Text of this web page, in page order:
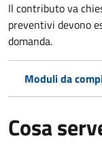
Il contributo va
preventivi devono
domanda.
Moduli da
Cosa